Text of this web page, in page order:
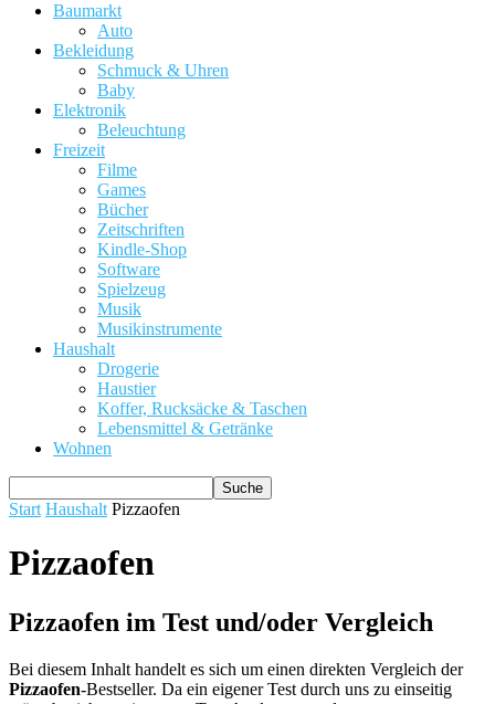
Baumarkt
Auto
Bekleidung
Schmuck & Uhren
Baby
Elektronik
Beleuchtung
Freizeit
Filme
Games
Bücher
Zeitschriften
Kindle-Shop
Software
Spielzeug
Musik
Musikinstrumente
Haushalt
Drogerie
Haustier
Koffer, Rucksäcke & Taschen
Lebensmittel & Getränke
Wohnen
Start Haushalt Pizzaofen
Pizzaofen
Pizzaofen im Test und/oder Vergleich
Bei diesem Inhalt handelt es sich um einen direkten Vergleich der
Pizzaofen-Bestseller. Da ein eigener Test durch uns zu einseitig